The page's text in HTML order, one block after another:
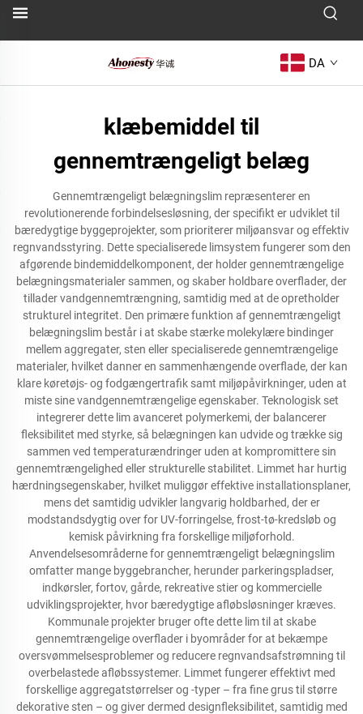
DA
klæbemiddel til
gennemtrængeligt belæg
Gennemtrængeligt belægningslim repræsenterer en
revolutionerende forbindelsesløsning, der specifikt er udviklet til
bæredygtige byggeprojekter, som prioriterer miljøansvar og effektiv
regnvandsstyring. Dette specialiserede limsystem fungerer som den
afgørende bindemiddelkomponent, der holder gennemtrængelige
belægningsmaterialer sammen, og skaber holdbare overflader, der
tillader vandgennemtrængning, samtidig med at de opretholder
strukturel integritet. Den primære funktion af gennemtrængeligt
belægningslim består i at skabe stærke molekylære bindinger
mellem aggregater, sten eller specialiserede gennemtrængelige
materialer, hvilket danner en sammenhængende overflade, der kan
klare køretøjs- og fodgængertrafik samt miljøpåvirkninger, uden at
miste sine vandgennemtrængelige egenskaber. Teknologisk set
integrerer dette lim avanceret polymerkemi, der balancerer
fleksibilitet med styrke, så belægningen kan udvide og trække sig
sammen ved temperaturændringer uden at kompromittere sin
gennemtrængelighed eller strukturelle stabilitet. Limmet har hurtig
hærdningsegenskaber, hvilket muliggør effektive installationsplaner,
mens det samtidig udvikler langvarig holdbarhed, der er
modstandsdygtig over for UV-forringelse, frost-tø-kredsløb og
kemisk påvirkning fra forskellige miljøforhold.
Anvendelsesområderne for gennemtrængeligt belægningslim
omfatter mange byggebrancher, herunder parkeringspladser,
indkørsler, fortov, gårde, rekreative stier og kommercielle
udviklingsprojekter, hvor bæredygtige afløbsløsninger kræves.
Kommunale projekter bruger ofte dette lim til at skabe
gennemtrængelige overflader i byområder for at bekæmpe
oversvømmelsesproblemer og reducere regnvandsafstrømning til
overbelastede afløbssystemer. Limmet fungerer effektivt med
forskellige aggregatstørrelser og -typer – fra fine grus til større
dekorative sten – og giver dermed designfleksibilitet, samtidig med